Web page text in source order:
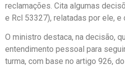
reclamações. Cita algumas
e Rcl 53327), relatadas por ele, e
O ministro destaca, na decisão,
entendimento pessoal para
turma, com base no artigo 926,